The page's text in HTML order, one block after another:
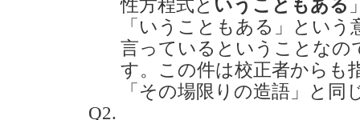
性方程式と いうこともある
「いうこともある」とい
言っているということなの
す。この件は校正者からも
「その場限りの造語」と
Q2.